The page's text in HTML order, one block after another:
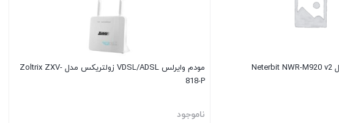
مودم وایرلس VDSL/ADSL زولتریکس مدل Zoltrix ZXV-
818-P
ناموجود